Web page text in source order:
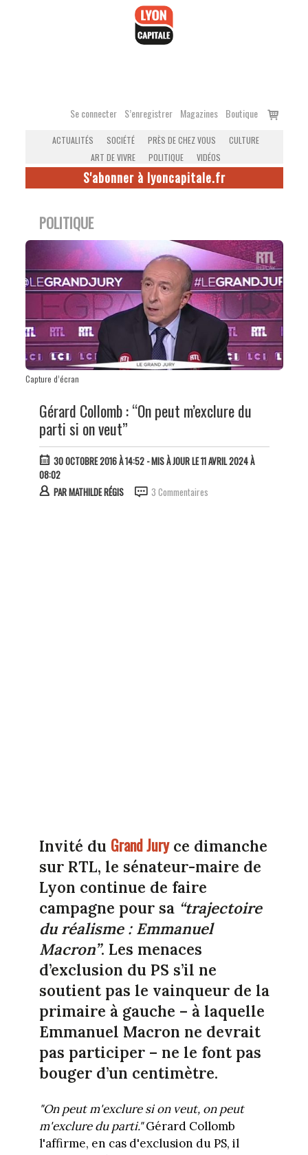
Se connecter S’enregistrer Magazines Boutique
Voir
ACTUALITÉS SOCIÉTÉ PRÈS DE CHEZ VOUS
CULTURE
ART DE VIVRE
POLITIQUE VIDÉOS
S'abonner à lyoncapitale.fr
POLITIQUE
Capture d’écran
Gérard Collomb : “On peut m’exclure du
parti si on veut”
30 OCTOBRE 2016 À 14:52- MIS À JOUR LE 11 AVRIL 2024 À
08:02
PARMATHILDE RÉGIS 3 Commentaires
Invité du Grand Juryce dimanche
sur RTL, le sénateur-maire de
Lyon continue de faire
campagne pour sa “trajectoire
du réalisme : Emmanuel
Macron”. Les menaces
d’exclusion du PS s’il ne
soutient pas le vainqueur de la
primaire à gauche – à laquelle
Emmanuel Macron ne devrait
pas participer – ne le font pas
bouger d’un centimètre.
"On peut m'exclure si on veut, on peut
m'exclure du parti."Gérard Collomb
l'affirme, en cas d'exclusion du PS, il